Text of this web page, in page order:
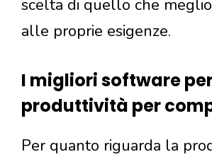
scelta di quello che
alle proprie esigenze.
I migliori software
produttività per
Per quanto riguarda la